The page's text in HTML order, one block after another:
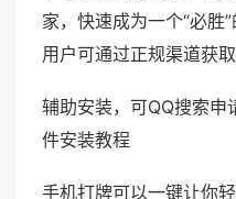
家，快速成为一个“必胜
用户可通过正规渠道获取
辅助安装，可QQ搜索
件安装教程
手机打牌可以一键让你